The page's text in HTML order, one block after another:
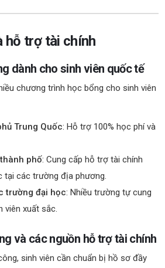
hỗ trợ tài chính
dành cho sinh viên quốc tế
chương trình học bổng cho sinh viên
Trung Quốc: Hỗ trợ 100% học phí và
phố: Cung cấp hỗ trợ tài chính
tại các trường địa phương.
trường đại học: Nhiều trường tự cung
viên xuất sắc.
và các nguồn hỗ trợ tài chính
sinh viên cần chuẩn bị hồ sơ đầy